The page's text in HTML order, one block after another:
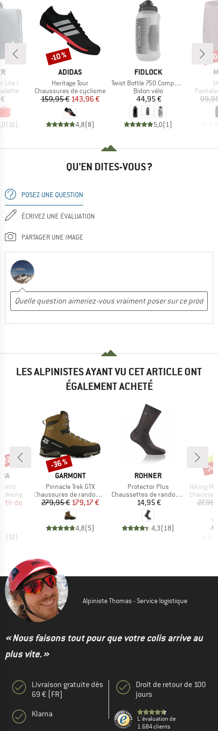
Lite I
(16)
MARQUE
ADIDAS
Article
Heritage Tour
Product group
Chaussures de cyclisme
Prix
159,95 €Prix réduit
143,96 €
4,8(8)
Remise
-10 %
MARQUE
FIDLOCK
Article
Twist Bottle 750 Compact + Bike Base
Product group
Bidon vélo
Prix
44,95 €
5,0(1 )
-
QU'EN DITES-VOUS ?
POSEZ UNE QUESTION
ÉCRIVEZ UNE ÉVALUATION
PARTAGER UNE IMAGE
LES ALPINISTES AYANT VU CET ARTICLE ONT
ÉGALEMENT ACHETÉ
réduit
de
(12)
%
MARQUE
GARMONT
Article
Pinnacle Trek GTX
Product group
Chaussures de randonnée
Prix
279,95 €Prix réduit
179,17 €
4,8(5)
Remise
-36 %
MARQUE
ROHNER
Article
Protector Plus
Product group
Chaussettes de randonnée
Prix
14,95 €
4,3(18)
Article
Hiking Mid
Product
27,95
Alpiniste Thomas - Service logistique
« Nous faisons tout pour que votre colis arrive au
plus vite. »
Livraison gratuite dès
69 € (FR)
Klarna
Droit de retour de 100
jours
L' évaluation de
1.684 clients